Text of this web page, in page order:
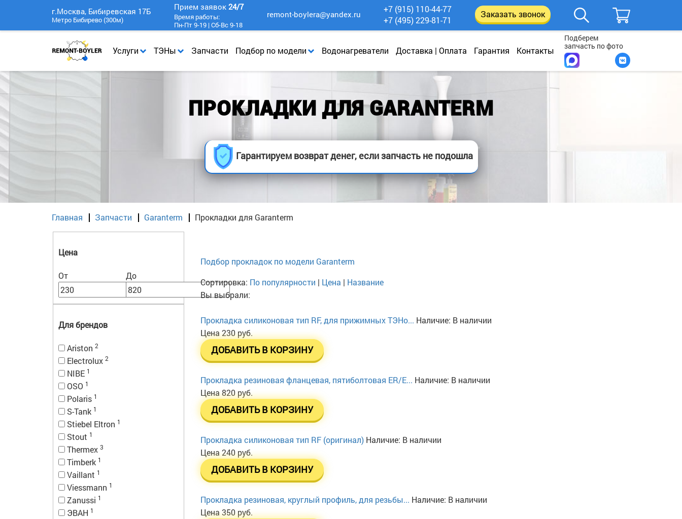
Услуги ТЭНы Запчасти Подбор по модели Водонагреватели Доставка | Оплата Гарантия Контакты
Подберем
запчасть по фото
г.Москва, Бибиревская 17Б
Метро Бибирево (300м)
Прием заявок 24/7
Время работы:
Пн-Пт 9-19 | Сб-Вс 9-18
remont-boylera@yandex.ru
+7 (915) 110-44-77
+7 (495) 229-81-71
Заказать звонок
ПРОКЛАДКИ ДЛЯ GARANTERM
Гарантируем возврат денег, если запчасть не подошла
Главная Запчасти Garanterm Прокладки для Garanterm
Цена
От До
Для брендов
Ariston 2
Electrolux 2
NIBE 1
OSO 1
Polaris 1
S-Tank 1
Stiebel Eltron 1
Stout 1
Thermex 3
Timberk 1
Vaillant 1
Viessmann 1
Zanussi 1
ЭВАН 1
Подбор прокладок по модели Garanterm
Сортировка: По популярности | Цена | Название
Вы выбрали:
Прокладка силиконовая тип RF, для прижимных ТЭНо... Наличие: В наличии
Цена 230 руб.
ДОБАВИТЬ В КОРЗИНУ
Прокладка резиновая фланцевая, пятиболтовая ER/E... Наличие: В наличии
Цена 820 руб.
ДОБАВИТЬ В КОРЗИНУ
Прокладка силиконовая тип RF (оригинал)Наличие: В наличии
Цена 240 руб.
ДОБАВИТЬ В КОРЗИНУ
Прокладка резиновая, круглый профиль, для резьбы... Наличие: В наличии
Цена 350 руб.